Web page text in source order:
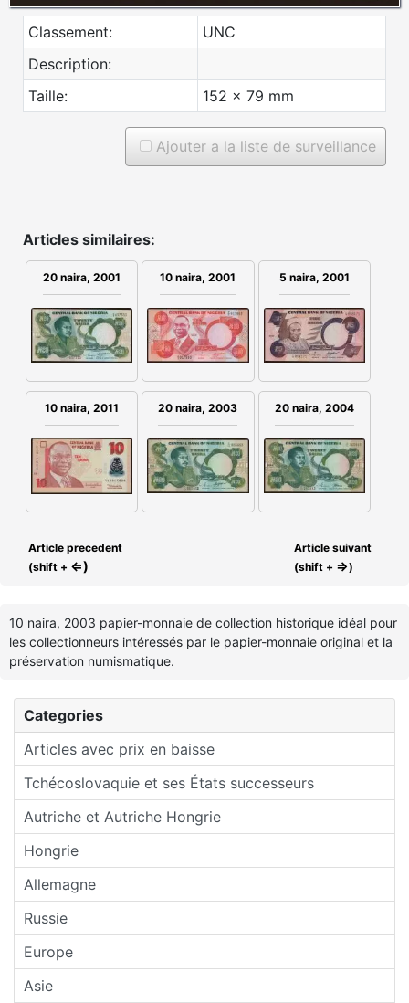
Categories
Articles avec prix en baisse
Tchécoslovaquie et ses États successeurs
Autriche et Autriche Hongrie
Hongrie
Allemagne
Russie
Europe
Asie
Classement:
UNC
Description:
Taille:
152 x 79 mm
Ajouter a la liste de surveillance
Articles similaires:
20 naira, 2001 10 naira, 2001 5 naira, 2001
10 naira, 2011 20 naira, 2003 20 naira, 2004
Article precedent
(shift + ⇐)
Article suivant
(shift + ⇒)
10 naira, 2003 papier-monnaie de collection historique idéal pour
les collectionneurs intéressés par le papier-monnaie original et la
préservation numismatique.